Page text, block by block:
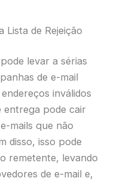
Lista de Rejeição
levar a sérias
de e-mail
inválidos
entrega pode cair
mails que não
disso, isso pode
remetente, levando
de e-mail e,